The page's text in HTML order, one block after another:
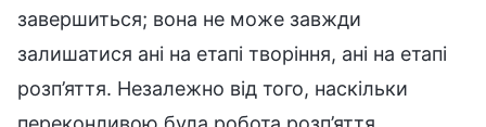
завершиться; вона не може завжди
залишатися ані на етапі творіння, ані на етапі
розп’яття. Незалежно від того, наскільки